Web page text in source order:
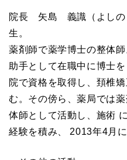
院長 矢島 義識（よしの
生。
薬剤師で薬学博士の整体
助手として在職中に博士
院で資格を取得し、頚椎
む。その傍ら、薬局では
体師として活動し、施術
経験を積み、 2013年4月に